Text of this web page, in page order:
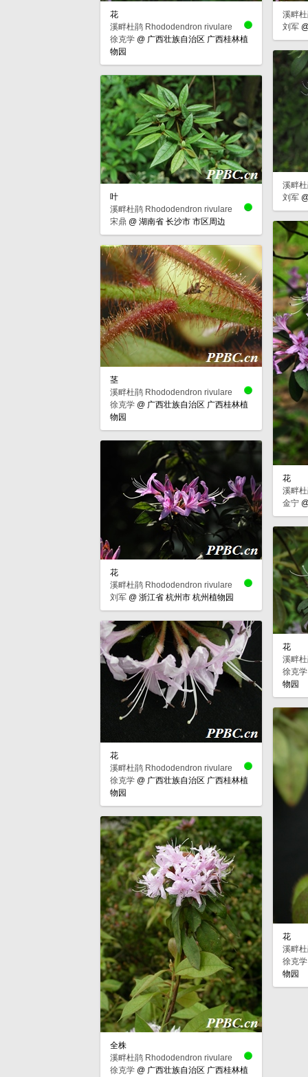
花
溪畔杜鹃 Rhododendron rivulare
徐克学 @广西壮族自治区 广西桂林植
物园
溪畔
刘军
溪畔
刘军
叶
溪畔杜鹃 Rhododendron rivulare
宋鼎 @湖南省 长沙市 市区周边
花
溪畔
金宁
茎
溪畔杜鹃 Rhododendron rivulare
徐克学 @广西壮族自治区 广西桂林植
物园
花
溪畔杜鹃 Rhododendron rivulare
刘军 @浙江省 杭州市 杭州植物园
花
溪畔
徐克学
物园
花
溪畔杜鹃 Rhododendron rivulare
徐克学 @广西壮族自治区 广西桂林植
物园
花
溪畔
徐克学
物园
全株
溪畔杜鹃 Rhododendron rivulare
徐克学 @广西壮族自治区 广西桂林植